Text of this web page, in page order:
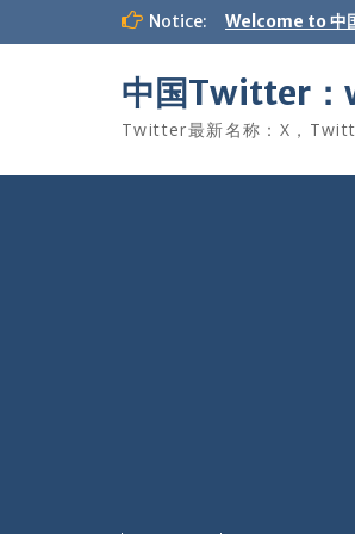
Notice: Welcome to
中国Twitter
Twitter最新名称：X，